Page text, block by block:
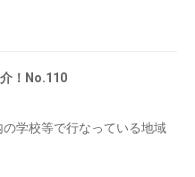
！No.110
学校等で行なっている地域